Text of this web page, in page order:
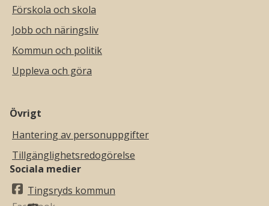
Förskola och skola
Jobb och näringsliv
Kommun och politik
Uppleva och göra
Övrigt
Hantering av personuppgifter
Tillgänglighetsredogörelse
Sociala medier
Tingsryds kommun